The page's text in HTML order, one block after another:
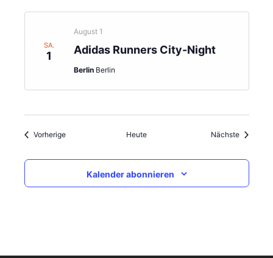
SA.
1 Adidas Runners City-Night
August 1
Berlin Berlin
VorherigeVeranstaltungen Heute Nächste
Kalender abonnieren